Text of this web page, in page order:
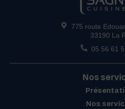
775 route
33190 La
05 56 61
Nos
Nos